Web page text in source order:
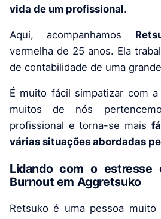
vida de um profissional.
Aqui, acompanhamos
vermelha de 25 anos. Ela
de contabilidade de uma
É muito fácil simpatizar com
muitos de nós
profissional e torna-se mais
várias situações abordadas
Lidando com o estresse
Burnout em Aggretsuko
Retsuko é uma pessoa muito